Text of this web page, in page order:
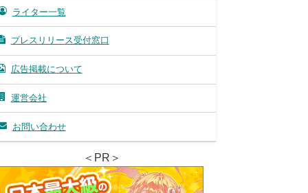
ライター一覧
プレスリリース受付窓口
広告掲載について
運営会社
お問い合わせ
＜PR＞